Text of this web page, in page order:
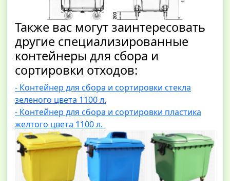
Также вас могут заинтересовать
другие специализированные
контейнеры для сбора и
сортировки отходов:
- Контейнер для сбора и сортировки стекла
зеленого цвета 1100 л.
- Контейнер для сбора и сортировки пластика
желтого цвета 1100 л.